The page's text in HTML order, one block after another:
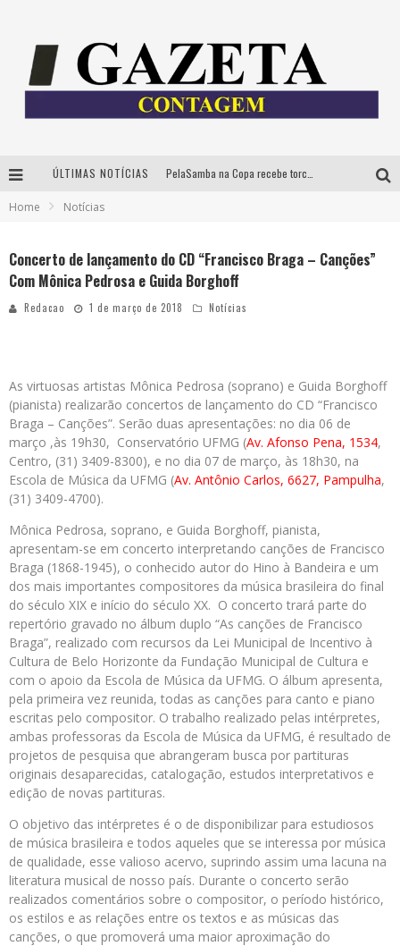
ÚLTIMAS NOTÍCIAS
Home Notícias
Concerto de lançamento do CD “Francisco Braga – Canções”
Com Mônica Pedrosa e Guida Borghoff
Redacao 1 de março de 2018 Notícias
As virtuosas artistas Mônica Pedrosa (soprano) e Guida Borghoff
(pianista) realizarão concertos de lançamento do CD “Francisco
Braga – Canções”. Serão duas apresentações: no dia 06 de
março ,às 19h30, Conservatório UFMG (Av. Afonso Pena, 1534,
Centro, (31) 3409-8300), e no dia 07 de março, às 18h30, na
Escola de Música da UFMG (Av. Antônio Carlos, 6627, Pampulha,
(31) 3409-4700).
Mônica Pedrosa, soprano, e Guida Borghoff, pianista,
apresentam-se em concerto interpretando canções de Francisco
Braga (1868-1945), o conhecido autor do Hino à Bandeira e um
dos mais importantes compositores da música brasileira do final
do século XIX e início do século XX. O concerto trará parte do
repertório gravado no álbum duplo “As canções de Francisco
Braga”, realizado com recursos da Lei Municipal de Incentivo à
Cultura de Belo Horizonte da Fundação Municipal de Cultura e
com o apoio da Escola de Música da UFMG. O álbum apresenta,
pela primeira vez reunida, todas as canções para canto e piano
escritas pelo compositor. O trabalho realizado pelas intérpretes,
ambas professoras da Escola de Música da UFMG, é resultado de
projetos de pesquisa que abrangeram busca por partituras
originais desaparecidas, catalogação, estudos interpretativos e
edição de novas partituras.
O objetivo das intérpretes é o de disponibilizar para estudiosos
de música brasileira e todos aqueles que se interessa por música
de qualidade, esse valioso acervo, suprindo assim uma lacuna na
literatura musical de nosso país. Durante o concerto serão
realizados comentários sobre o compositor, o período histórico,
os estilos e as relações entre os textos e as músicas das
canções, o que promoverá uma maior aproximação do